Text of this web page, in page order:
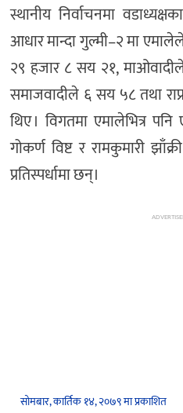
स्थानीय निर्वाचनमा
आधार मान्दा गुल्मी–२ मा
२९ हजार ८ सय २१,
समाजवादीले ६ सय ५८ तथा
थिए । विगतमा एमालेभित्र
गोकर्ण विष्ट र रामकुमारी
प्रतिस्पर्धामा छन्।
सोमबार, कार्तिक १४, २०७९ मा प्रकाशित